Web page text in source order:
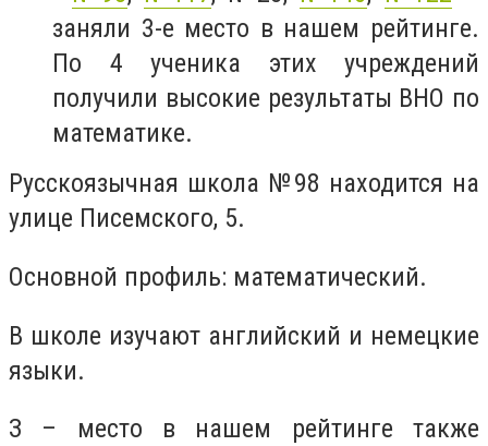
заняли 3-е место в нашем рейтинге.
По 4 ученика этих учреждений
получили высокие результаты ВНО по
математике.
Русскоязычная школа №98 находится на
улице Писемского, 5.
Основной профиль: математический.
В школе изучают английский и немецкие
языки.
З – место в нашем рейтинге также